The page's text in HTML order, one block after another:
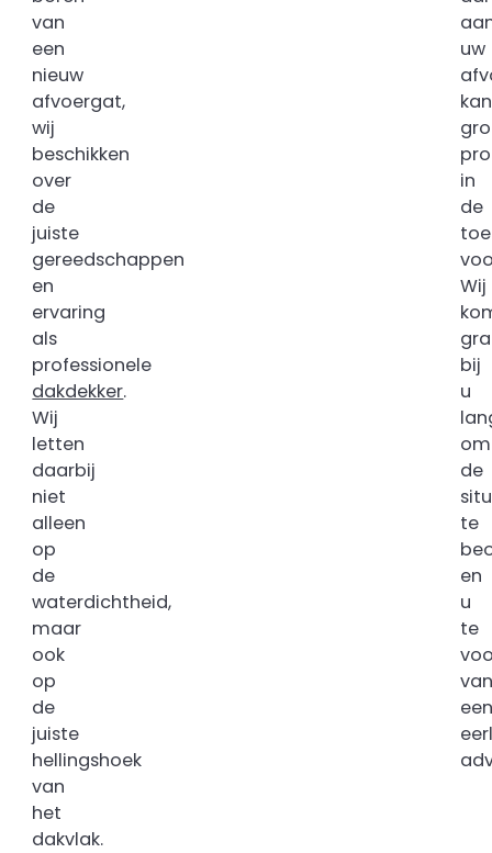
van
een
nieuw
afvoergat,
wij
beschikken
over
de
juiste
gereedschappen
en
ervaring
als
professionele
dakdekker.
Wij
letten
daarbij
niet
alleen
op
de
waterdichtheid,
maar
ook
op
de
juiste
hellingshoek
van
het
dakvlak.
uw
kan
in
de
Wij
bij
u
om
de
te
en
u
te
van
een